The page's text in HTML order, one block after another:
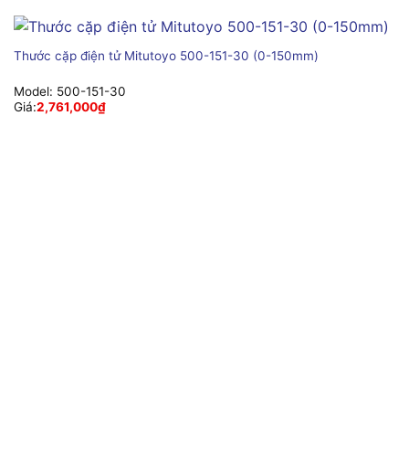
Thước cặp điện tử Mitutoyo 500-151-30 (0-150mm)
Model: 500-151-30
Giá:2,761,000₫